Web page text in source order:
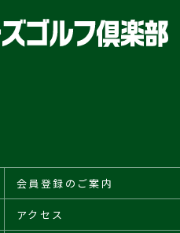
会員登録のご案内
アクセス